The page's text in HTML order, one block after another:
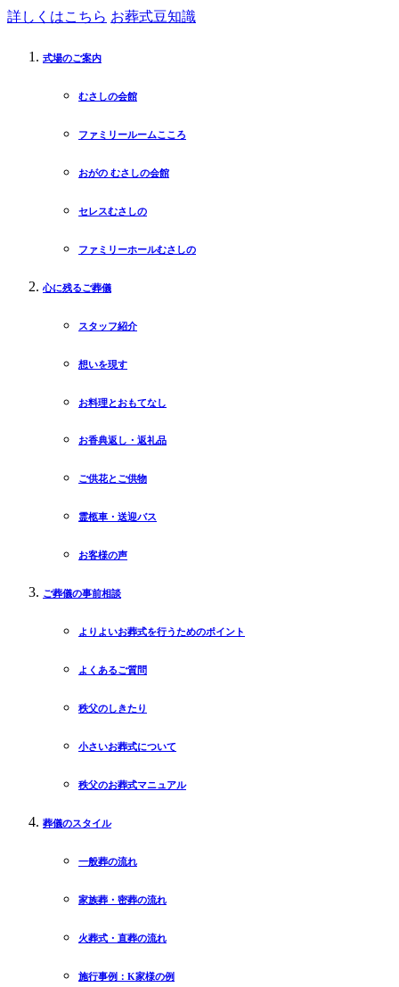
詳しくはこちら お葬式豆知識
式場のご案内
むさしの会館
ファミリールームこころ
おがの むさしの会館
セレスむさしの
ファミリーホールむさしの
心に残るご葬儀
スタッフ紹介
想いを現す
お料理とおもてなし
お香典返し・返礼品
ご供花とご供物
霊柩車・送迎バス
お客様の声
ご葬儀の事前相談
よりよいお葬式を行うためのポイント
よくあるご質問
秩父のしきたり
小さいお葬式について
秩父のお葬式マニュアル
葬儀のスタイル
一般葬の流れ
家族葬・密葬の流れ
火葬式・直葬の流れ
施行事例：K家様の例